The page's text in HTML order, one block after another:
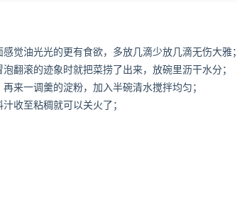
觉油光光的更有食欲，多放几滴少放几滴无伤大雅；
翻滚的迹象时就把菜捞了出来，放碗里沥干水分；
来一调羹的淀粉，加入半碗清水搅拌均匀；
收至粘稠就可以关火了；